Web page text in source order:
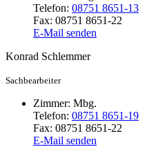
Telefon: 08751 8651-13
Fax: 08751 8651-22
E-Mail senden
Konrad Schlemmer
Sachbearbeiter
Zimmer: Mbg.
Telefon: 08751 8651-19
Fax: 08751 8651-22
E-Mail senden